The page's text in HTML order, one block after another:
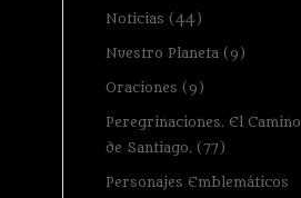
Noticias (44)
Nuestro Planeta (9)
Oraciones (9)
Peregrinaciones. El Camino
de Santiago. (77)
Personajes Emblemáticos